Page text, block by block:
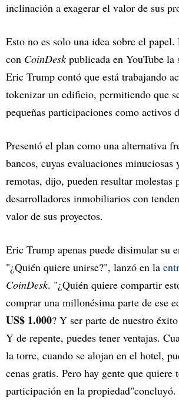
inclinación a exagerar el valor de sus
Esto no es solo una idea sobre el
con CoinDeskpublicada en YouTube la
Eric Trump contó que está trabajando
tokenizar un edificio, permitiendo que
pequeñas participaciones como activos
Presentó el plan como una alternativa
bancos, cuyas evaluaciones minuciosas
remotas, dijo, pueden resultar molestas
desarrolladores inmobiliarios con
valor de sus proyectos.
Eric Trump apenas puede disimular su
"¿Quién quiere unirse?", lanzó en la
CoinDesk. "¿Quién quiere compartir
comprar una millonésima parte de ese
US$ 1.000? Y ser parte de nuestro
Y de repente, puedes tener ventajas.
la torre, cuando se alojan en el hotel,
cenas gratis. Pero hay gente que quiere
participación en la propiedad"concluyó.